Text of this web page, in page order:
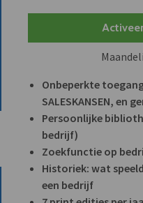
Onbeperkte
SALESKANSEN, en
Persoonlijke
bedrijf)
Zoekfunctie op
Historiek: wat
een bedrijf